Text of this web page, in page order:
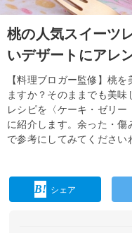
桃の人気スイーツ
いデザートにアレ
【料理ブロガー監修】桃
ますか？そのままでも美
レシピを〈ケーキ・ゼリ
に紹介します。余った・
で参考にしてみてください
シェア